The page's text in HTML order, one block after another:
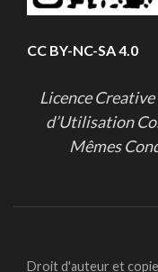
CC BY-NC-SA 4.0
Licence
d’Utilisation
Mêmes
Droit d'auteur et